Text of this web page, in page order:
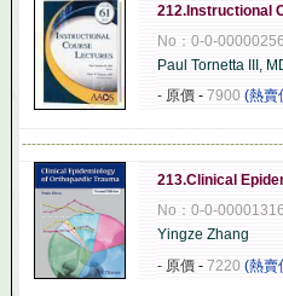
212.Instructional
No：0-0-
Paul Tornetta III,
- 原價 - 7900 (熱賣
213.Clinical
No：0-0-
Yingze Zhang
- 原價 - 7220 (熱賣